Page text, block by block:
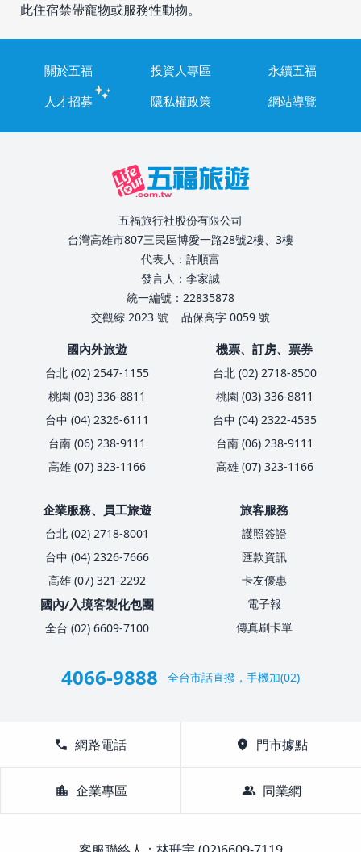
此住宿禁帶寵物或服務性動物。
關於五福 投資人專區
永續五福
人才招募
隱私權政策 網站導覽
五福旅行社股份有限公司
台灣高雄市807三民區博愛一路28號2樓、3樓
代表人：許順富
發言人：李家誠
統一編號：22835878
交觀綜 2023 號
品保高字 0059 號
國內外旅遊
台北 (02) 2547-1155
桃園 (03) 336-8811
台中 (04) 2326-6111
台南 (06) 238-9111
高雄 (07) 323-1166
機票、訂房、票券
台北 (02) 2718-8500
桃園 (03) 336-8811
台中 (04) 2322-4535
台南 (06) 238-9111
高雄 (07) 323-1166
企業服務、員工旅遊
台北 (02) 2718-8001
台中 (04) 2326-7666
高雄 (07) 321-2292
國內/入境客製化包團
全台 (02) 6609-7100
旅客服務
護照簽證
匯款資訊
卡友優惠
電子報
傳真刷卡單
4066-9888 全台市話直撥，手機加(02)
call 網路電話 location_on 門市據點
location_city 企業專區 group 同業網